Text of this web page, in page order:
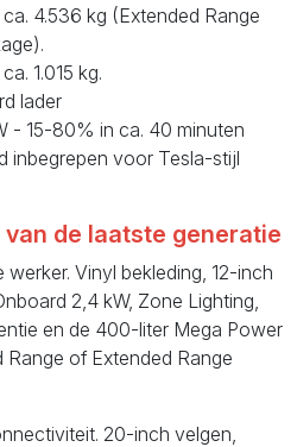
4.536 kg (Extended Range
1.015 kg.
lader
- 15-80% in ca. 40 minuten
inbegrepen voor Tesla-stijl
de laatste generatie
Vinyl bekleding, 12-inch
2,4 kW, Zone Lighting,
en de 400-liter Mega Power
Range of Extended Range
20-inch velgen,